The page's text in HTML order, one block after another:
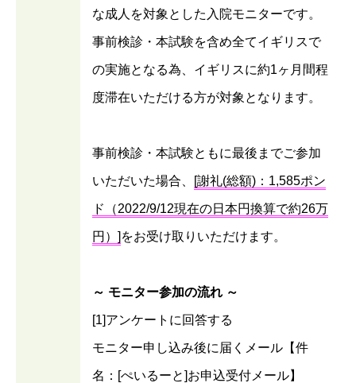
な成人を対象とした入院モニターです。
事前検診・本試験を含め全てイギリスで
の実施となる為、イギリスに約1ヶ月間程
度滞在いただける方が対象となります。
事前検診・本試験ともに最後までご参加
いただいた場合、 [謝礼(総額)：1,585ポン
ド（2022/9/12現在の日本円換算で約26万
円）] をお受け取りいただけます。
～ モニター参加の流れ ～
[1]アンケートに回答する
モニター申し込み後に届くメール【件
名：[ぺいるーと]お申込受付メール】